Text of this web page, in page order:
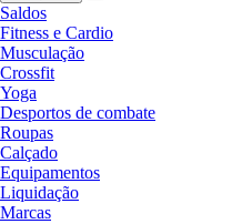
Saldos
Fitness e Cardio
Musculação
Crossfit
Yoga
Desportos de combate
Roupas
Calçado
Equipamentos
Liquidação
Marcas